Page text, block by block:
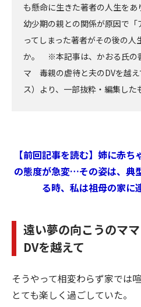
も懸命に生きた著者の人生をあ
幼少期の親との関係が原因で
ってしまった著者がその後の人
か。 ※本記事は、かおる氏の
マ 毒親の虐待と夫のDVを越
ス）より、一部抜粋・編集した
【前回記事を読む】姉に赤
の態度が急変…その姿は、典
る時、私は祖母の家
遠い夢の向こうのマ
DVを越えて
そうやって相変わらず家では
とても楽しく過ごしていた。